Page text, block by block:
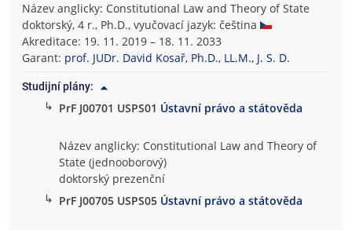
Název anglicky: Constitutional Law and Theory of State
doktorský, 4 r., Ph.D., vyučovací jazyk: čeština
Akreditace: 19. 11. 2019 – 18. 11. 2033
Garant: prof. JUDr. David Kosař, Ph.D., LL.M., J. S. D.
Studijní plány:
↳ PrF J00701 USPS01 Ústavní právo a státověda
Název anglicky: Constitutional Law and Theory of
State (jednooborový)
doktorský prezenční
↳ PrF J00705 USPS05 Ústavní právo a státověda